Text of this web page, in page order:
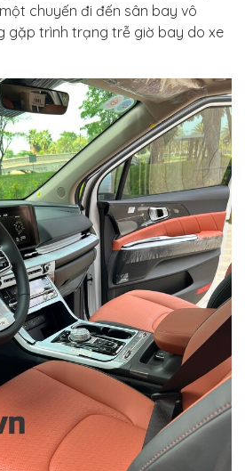
chuyến đi đến sân bay vô
gặp trình trạng trễ giờ bay do xe